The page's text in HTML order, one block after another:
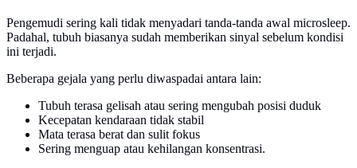
Pengemudi sering kali tidak menyadari tanda-tanda awal microsleep.
Padahal, tubuh biasanya sudah memberikan sinyal sebelum kondisi
ini terjadi.
Beberapa gejala yang perlu diwaspadai antara lain:
Tubuh terasa gelisah atau sering mengubah posisi duduk
Kecepatan kendaraan tidak stabil
Mata terasa berat dan sulit fokus
Sering menguap atau kehilangan konsentrasi.